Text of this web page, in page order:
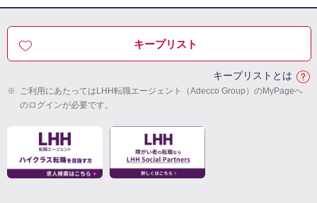
キープリスト
キープリストとは
※ ご利用にあたってはLHH転職エージェント（Adecco Group）のMyPageへ
のログインが必要です。